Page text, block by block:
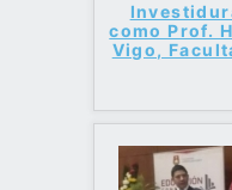
como Prof.
Vigo,